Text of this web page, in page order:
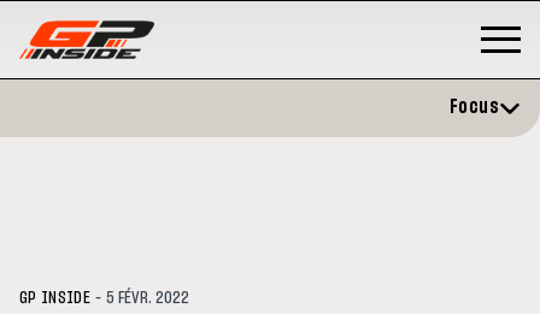
Focus
GP INSIDE -5 FÉVR. 2022